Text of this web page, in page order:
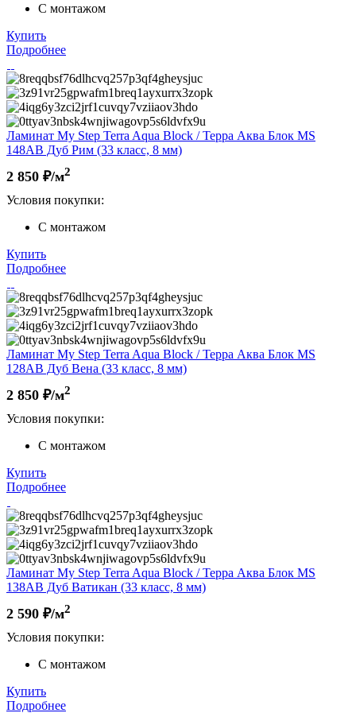
С монтажом
Купить
Подробнее
Ламинат My Step Terra Aqua Block / Терра Аква Блок MS
148AB Дуб Рим (33 класс, 8 мм)
2 850 ₽/м2
Условия покупки:
С монтажом
Купить
Подробнее
Ламинат My Step Terra Aqua Block / Терра Аква Блок MS
128AB Дуб Вена (33 класс, 8 мм)
2 850 ₽/м2
Условия покупки:
С монтажом
Купить
Подробнее
Ламинат My Step Terra Aqua Block / Терра Аква Блок MS
138AB Дуб Ватикан (33 класс, 8 мм)
2 590 ₽/м2
Условия покупки:
С монтажом
Купить
Подробнее